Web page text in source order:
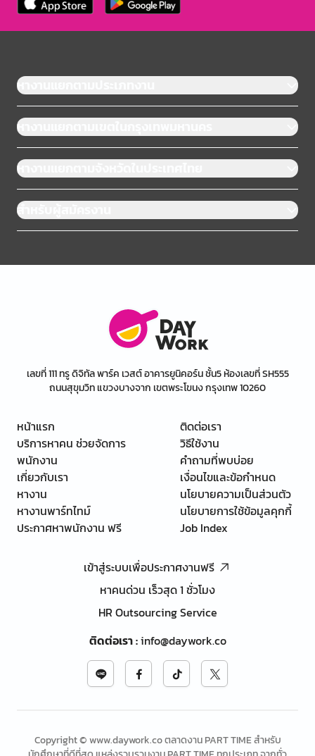
หางานแยกตามประเภทงาน
หางานแยกตามเขตในกรุงเทพมหานคร
หางานแยกตามจังหวัดในประเทศไทย
สำหรับผู้สมัครงาน
เลขที่ 111 ทรู ดิจิทัล พาร์ค เวสต์ อาคารยูนิคอร์น ชั้น5 ห้องเลขที่ SH555
ถนนสุขุมวิท แขวงบางจาก เขตพระโขนง กรุงเทพ 10260
หน้าแรก
บริการหาคน ช่วยจัดการ
พนักงาน
เกี่ยวกับเรา
หางาน
หางานพาร์ทไทม์
ประกาศหาพนักงาน ฟรี
ติดต่อเรา
วิธีใช้งาน
คำถามที่พบบ่อย
เงื่อนไขและข้อกำหนด
นโยบายความเป็นส่วนตัว
นโยบายการใช้ข้อมูลคุกกี้
Job Index
เข้าสู่ระบบเพื่อประกาศงานฟรี
หาคนด่วน เร็วสุด 1 ชั่วโมง
HR Outsourcing Service
ติดต่อเรา:info@daywork.co
Copyright © www.daywork.co ตลาดงาน PART TIME สำหรับ